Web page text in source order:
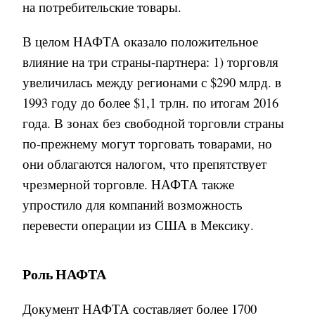
на потребительские товары.
В целом НАФТА оказало положительное
влияние на три страны-партнера: 1) торговля
увеличилась между регионами с $290 млрд. в
1993 году до более $1,1 трлн. по итогам 2016
года. В зонах без свободной торговли страны
по-прежнему могут торговать товарами, но
они облагаются налогом, что препятствует
чрезмерной торговле. НАФТА также
упростило для компаний возможность
перевести операции из США в Мексику.
РольНАФТА
Документ НАФТА составляет более 1700